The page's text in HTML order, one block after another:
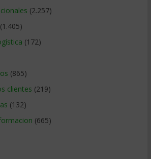
(2.257)
(1.405)
(172)
(865)
clientes (219)
(132)
(665)